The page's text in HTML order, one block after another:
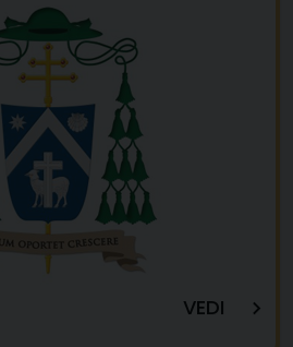
VEDI